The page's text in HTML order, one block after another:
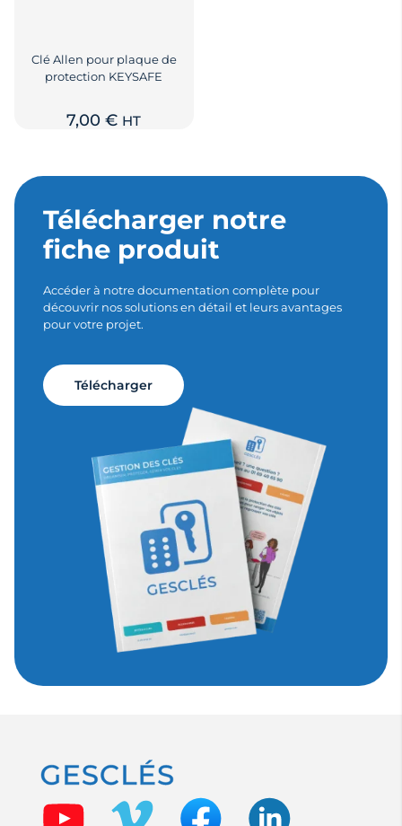
Clé Allen pour plaque de
protection KEYSAFE
7,00€ HT
Télécharger notre
fiche produit
Accéder à notre documentation complète pour
découvrir nos solutions en détail et leurs avantages
pour votre projet.
Télécharger